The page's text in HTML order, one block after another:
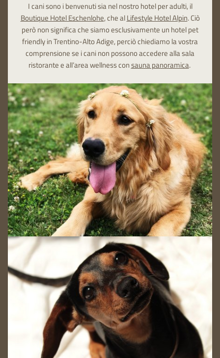
I cani sono i benvenuti sia nel nostro hotel per adulti, il
Boutique Hotel Eschenlohe, che alLifestyle Hotel Alpin. Ciò
però non significa che siamo esclusivamente un hotel pet
friendly in Trentino-Alto Adige, perciò chiediamo la vostra
comprensione se i cani non possono accedere alla sala
ristorante e all’area wellness consauna panoramica.